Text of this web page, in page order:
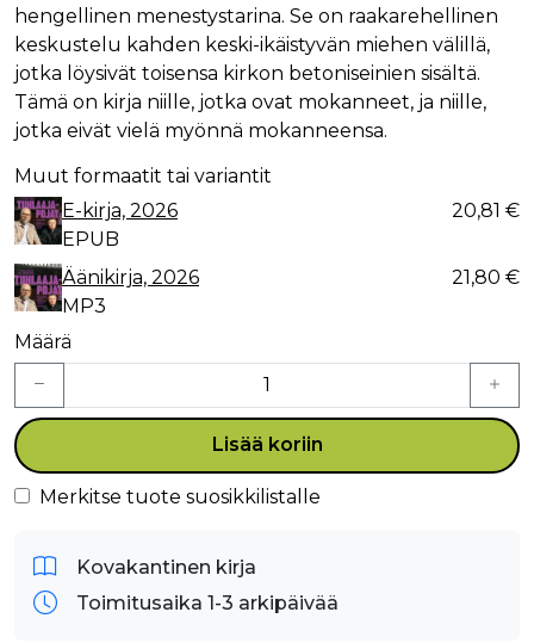
hengellinen menestystarina. Se on raakarehellinen
keskustelu kahden keski-ikäistyvän miehen välillä,
jotka löysivät toisensa kirkon betoniseinien sisältä.
Tämä on kirja niille, jotka ovat mokanneet, ja niille,
jotka eivät vielä myönnä mokanneensa.
Muut formaatit tai variantit
E-kirja, 2026
EPUB
20,81 €
Äänikirja, 2026
MP3
21,80 €
Määrä
Lisää koriin
Merkitse tuote suosikkilistalle
Kovakantinen kirja
Toimitusaika 1-3 arkipäivää